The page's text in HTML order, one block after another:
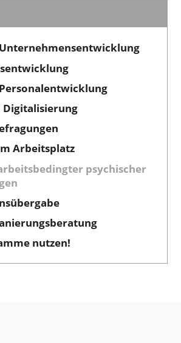
Digitalisierung
Arbeitsplatz
psychischer
nutzen!